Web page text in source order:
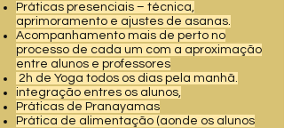
Práticas presenciais – técnica,
aprimoramento e ajustes de asanas.
Acompanhamento mais de perto no
processo de cada um com a aproximação
entre alunos e professores
2h de Yoga todos os dias pela manhã.
integração entres os alunos,
Práticas de Pranayamas
Prática de alimentação (aonde os alunos